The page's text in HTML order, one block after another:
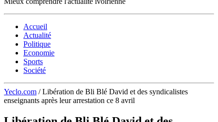
Accueil
Actualité
Politique
Economie
Sports
Société
Yeclo.com / Libération de Bli Blé David et des syndicalistes
enseignants après leur arrestation ce 8 avril